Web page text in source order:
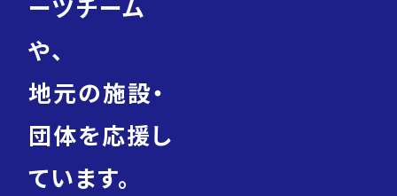
ーツチーム
や、
地元の施設・
団体を応援し
ています。